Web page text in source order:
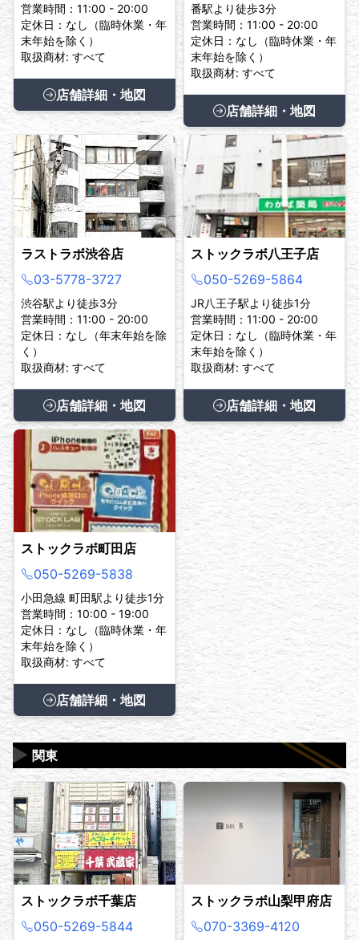
営業時間：11:00 - 20:00
定休日：なし（臨時休業・年
末年始を除く）
取扱商材: すべて
店舗詳細・地図
番駅より徒歩3分
営業時間：11:00 - 20:00
定休日：なし（臨時休業・年
末年始を除く）
取扱商材: すべて
店舗詳細・地図
ラストラボ渋谷店
03-5778-3727
渋谷駅より徒歩3分
営業時間：11:00 - 20:00
定休日：なし（年末年始を除
く）
取扱商材: すべて
店舗詳細・地図
ストックラボ八王子店
050-5269-5864
JR八王子駅より徒歩1分
営業時間：11:00 - 20:00
定休日：なし（臨時休業・年
末年始を除く）
取扱商材: すべて
店舗詳細・地図
ストックラボ町田店
050-5269-5838
小田急線 町田駅より徒歩1分
営業時間：10:00 - 19:00
定休日：なし（臨時休業・年
末年始を除く）
取扱商材: すべて
店舗詳細・地図
関東
▶
ストックラボ千葉店
050-5269-5844
ストックラボ山梨甲府店
070-3369-4120